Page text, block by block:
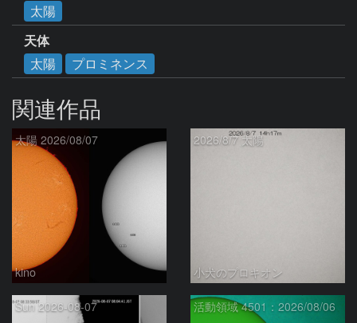
太陽
天体
太陽
プロミネンス
関連作品
太陽 2026/08/07
kino
2026/8/7 太陽
小犬のプロキオン
Sun 2026-08-07 活動領域 4501：2026/08/06